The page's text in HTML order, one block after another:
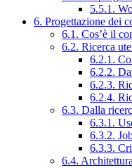
5.5.1.
6. Progettazione dei
6.1. Cos’è il
6.2. Ricerca
6.2.1.
6.2.2.
6.2.3.
6.2.4.
6.3. Dalla
6.3.1.
6.3.2.
6.3.3.
6.4.